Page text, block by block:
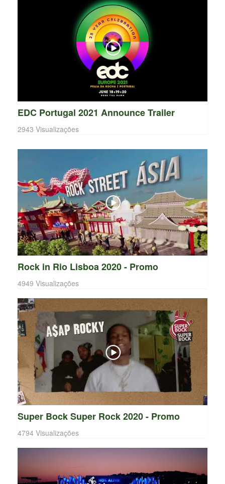
EDC Portugal 2021 Announce Trailer
2943 Visualizações
Rock in Rio Lisboa 2020 - Promo
4949 Visualizações
Super Bock Super Rock 2020 - Promo
4794 Visualizações